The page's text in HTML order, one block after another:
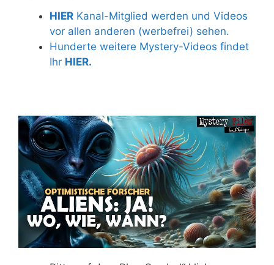
HIER Kanal-Mitglied werden und Videos
vor allen anderen (werbefrei) sehen.
Hunderte weitere Mystery-Videos findet
Ihr HIER.